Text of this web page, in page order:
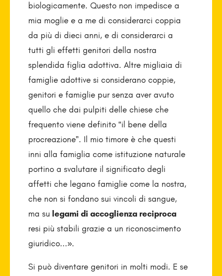
biologicamente. Questo non impedisce a
mia moglie e a me di considerarci coppia
da più di dieci anni, e di considerarci a
tutti gli effetti genitori della nostra
splendida figlia adottiva. Altre migliaia di
famiglie adottive si considerano coppie,
genitori e famiglie pur senza aver avuto
quello che dai pulpiti delle chiese che
frequento viene definito “il bene della
procreazione”. Il mio timore è che questi
inni alla famiglia come istituzione naturale
portino a svalutare il significato degli
affetti che legano famiglie come la nostra,
che non si fondano sui vincoli di sangue,
ma su legami di accoglienza reciproca
resi più stabili grazie a un riconoscimento
giuridico...».
Si può diventare genitori in molti modi. E se